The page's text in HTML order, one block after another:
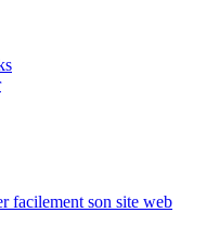
facilement son site web